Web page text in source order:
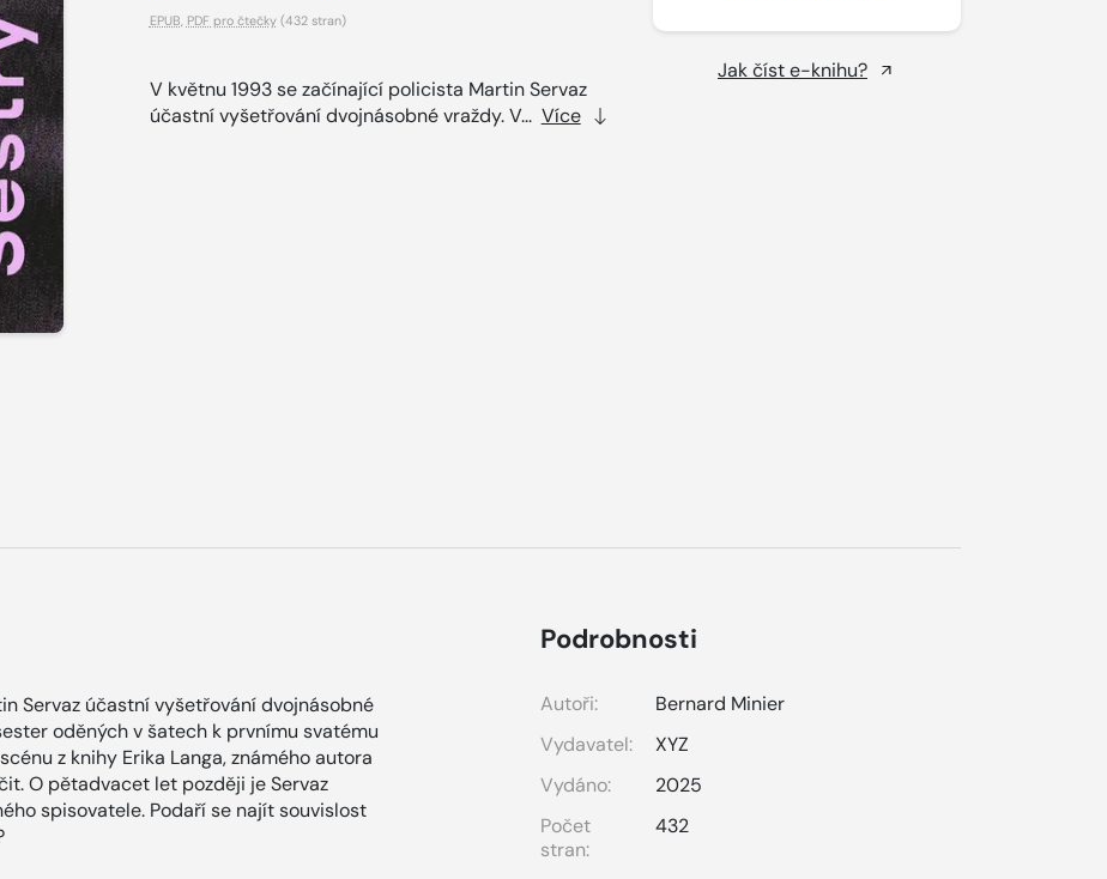
EPUB PDF pro čtečky(432 stran)
V květnu 1993 se začínající policista Martin Servaz
účastní vyšetřování dvojnásobné vraždy. V... Více
Jak číst e-knihu?
Servaz účastní vyšetřování dvojnásobné
oděných v šatech k prvnímu svatému
z knihy Erika Langa, známého autora
O pětadvacet let později je Servaz
spisovatele. Podaří se najít souvislost
Podrobnosti
Autoři:
Bernard Minier
Vydavatel:
XYZ
Vydáno:
2025
Počet
stran:
432